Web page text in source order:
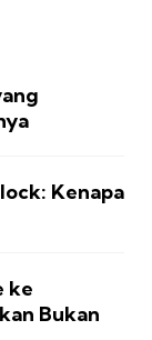
Kenapa
ke
Bukan